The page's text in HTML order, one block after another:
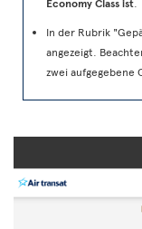
In der Rubrik
angezeigt.
zwei aufgegebene